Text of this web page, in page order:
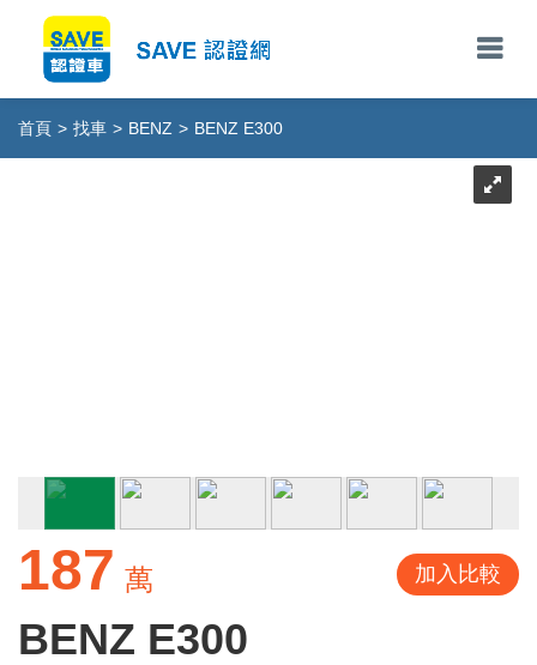
首頁 > 找車 > BENZ > BENZ E300
187 萬 加入比較
BENZ E300